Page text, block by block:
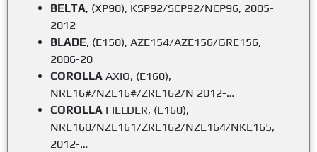
BELTA, (XP90), KSP92/SCP92/NCP96, 2005-
2012
BLADE, (E150), AZE154/AZE156/GRE156,
2006-20
COROLLA AXIO, (E160),
NRE16#/NZE16#/ZRE162/N 2012-…
COROLLA FIELDER, (E160),
NRE160/NZE161/ZRE162/NZE164/NKE165,
2012-…